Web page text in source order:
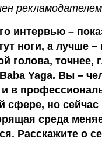
рекламодателем
интервью –
ноги, а лучше –
голова, точнее,
Yaga. Вы –
в
сфере, но сейчас
среда
Расскажите о